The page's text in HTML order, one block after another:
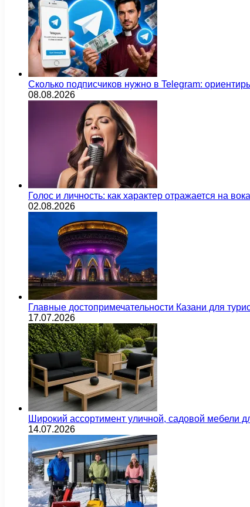
Сколько подписчиков нужно в Telegram:
08.08.2026
Голос и личность: как характер отражается на
02.08.2026
Главные достопримечательности Казани для
17.07.2026
Широкий ассортимент уличной, садовой мебели
14.07.2026